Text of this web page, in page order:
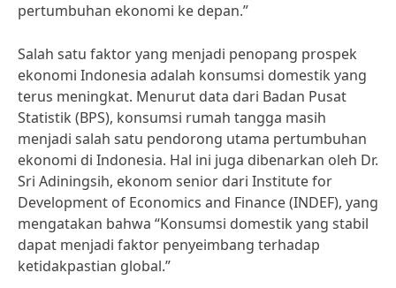
pertumbuhan ekonomi ke depan.”
Salah satu faktor yang menjadi penopang prospek
ekonomi Indonesia adalah konsumsi domestik yang
terus meningkat. Menurut data dari Badan Pusat
Statistik (BPS), konsumsi rumah tangga masih
menjadi salah satu pendorong utama pertumbuhan
ekonomi di Indonesia. Hal ini juga dibenarkan oleh Dr.
Sri Adiningsih, ekonom senior dari Institute for
Development of Economics and Finance (INDEF), yang
mengatakan bahwa “Konsumsi domestik yang stabil
dapat menjadi faktor penyeimbang terhadap
ketidakpastian global.”